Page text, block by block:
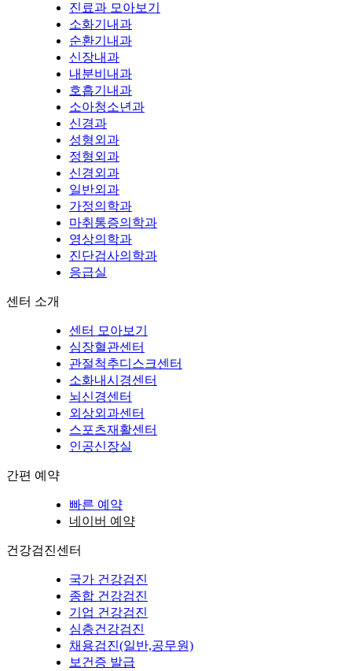
진료과 모아보기
소화기내과
순환기내과
신장내과
내분비내과
호흡기내과
소아청소년과
신경과
성형외과
정형외과
신경외과
일반외과
가정의학과
마취통증의학과
영상의학과
진단검사의학과
응급실
센터 소개
센터 모아보기
심장혈관센터
관절척추디스크센터
소화내시경센터
뇌신경센터
외상외과센터
스포츠재활센터
인공신장실
간편 예약
빠른 예약
네이버 예약
건강검진센터
국가 건강검진
종합 건강검진
기업 건강검진
심층건강검진
채용검진(일반,공무원)
보건증 발급